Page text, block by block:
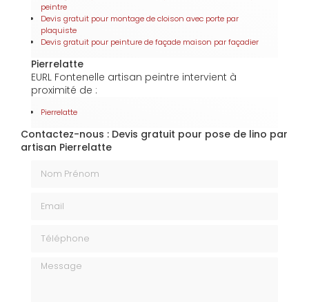
peintre
Devis gratuit pour montage de cloison avec porte par
plaquiste
Devis gratuit pour peinture de façade maison par façadier
Pierrelatte
EURL Fontenelle artisan peintre intervient à
proximité de :
Pierrelatte
Contactez-nous : Devis gratuit pour pose de lino par
artisan Pierrelatte
Message